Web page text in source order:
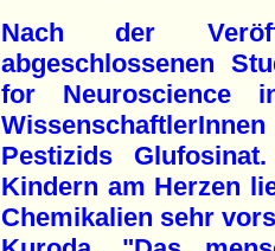
Nach der
abgeschlossenen
for Neuroscience
Pestizids
Kindern am Herzen
Chemikalien sehr